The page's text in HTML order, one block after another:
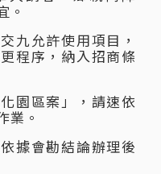
。
九允許使用項目，
程序，納入招商條
園區案」，請速依
業。
據會勘結論辦理後